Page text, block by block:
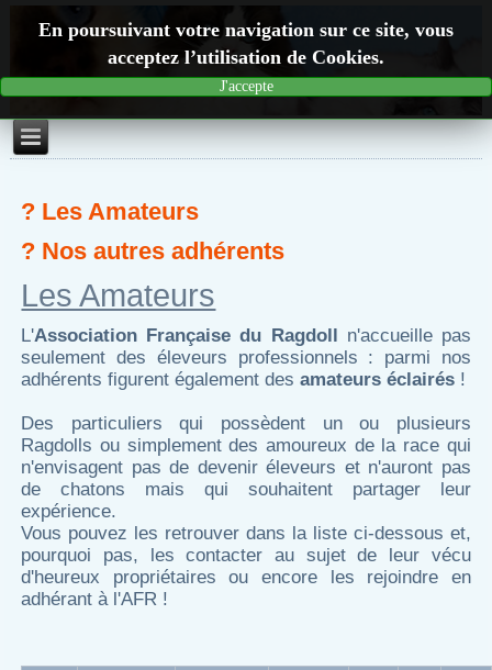
? Les Amateurs
? Nos autres adhérents
Les Amateurs
L'Association Française du Ragdoll n'accueille pas
seulement des éleveurs professionnels : parmi nos
adhérents figurent également desamateurs éclairés !
Des particuliers qui possèdent un ou plusieurs
Ragdolls ou simplement des amoureux de la race qui
n'envisagent pas de devenir éleveurs et n'auront pas
de chatons mais qui souhaitent partager leur
expérience.
Vous pouvez les retrouver dans la liste ci-dessous et,
pourquoi pas, les contacter au sujet de leur vécu
d'heureux propriétaires ou encore les rejoindre en
adhérant à l'AFR !
En poursuivant votre navigation sur ce site, vous
acceptez l’utilisation de Cookies.
J'accepte